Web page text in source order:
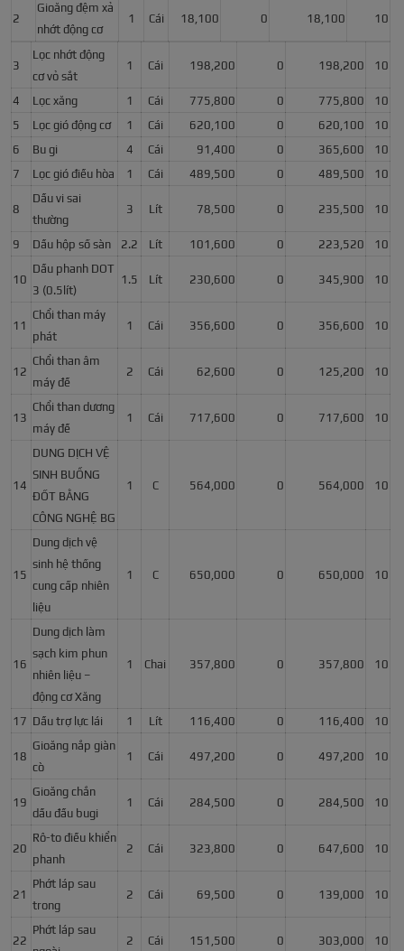
2
Gioăng đệm xả
nhớt động cơ
1 Cái 18,100 0 18,100 10
3
Lọc nhớt động
cơ vỏ sắt
1 Cái 198,200 0 198,200 10
4 Lọc xăng 1 Cái 775,800 0 775,800
10
5
Lọc gió động cơ 1 Cái 620,100 0 620,100
10
6
Bu gi 4 Cái 91,400 0 365,600
10
7
Lọc gió điều hòa 1 Cái 489,500 0 489,500 10
8
Dầu vi sai
thường
3 Lít 78,500 0 235,500 10
9 Dầu hộp số sàn 2.2 Lít 101,600 0 223,520 10
10
Dầu phanh DOT
3 (0.5lít)
1.5 Lít 230,600 0 345,900 10
11
Chổi than máy
phát
1 Cái 356,600 0 356,600 10
12
Chổi than âm
máy đề
2 Cái 62,600 0 125,200 10
13
Chổi than dương
máy đề
1 Cái 717,600 0 717,600 10
14
DUNG DỊCH VỆ
SINH BUỒNG
ĐỐT BẰNG
CÔNG NGHỆ BG
1 C 564,000 0 564,000 10
15
Dung dịch vệ
sinh hệ thống
cung cấp nhiên
liệu
1 C 650,000 0 650,000 10
16
Dung dịch làm
sạch kim phun
nhiên liệu –
động cơ Xăng
1 Chai 357,800 0 357,800 10
17 Dầu trợ lực lái 1 Lít 116,400 0 116,400 10
18
Gioăng nắp giàn
cò
1 Cái 497,200 0 497,200 10
19
Gioăng chắn
dầu đầu bugi
1 Cái 284,500 0 284,500 10
20
Rô-to điều khiển
phanh
2 Cái 323,800 0 647,600 10
21
Phớt láp sau
trong
2 Cái 69,500 0 139,000 10
22
Phớt láp sau
2 Cái 151,500 0 303,000 10